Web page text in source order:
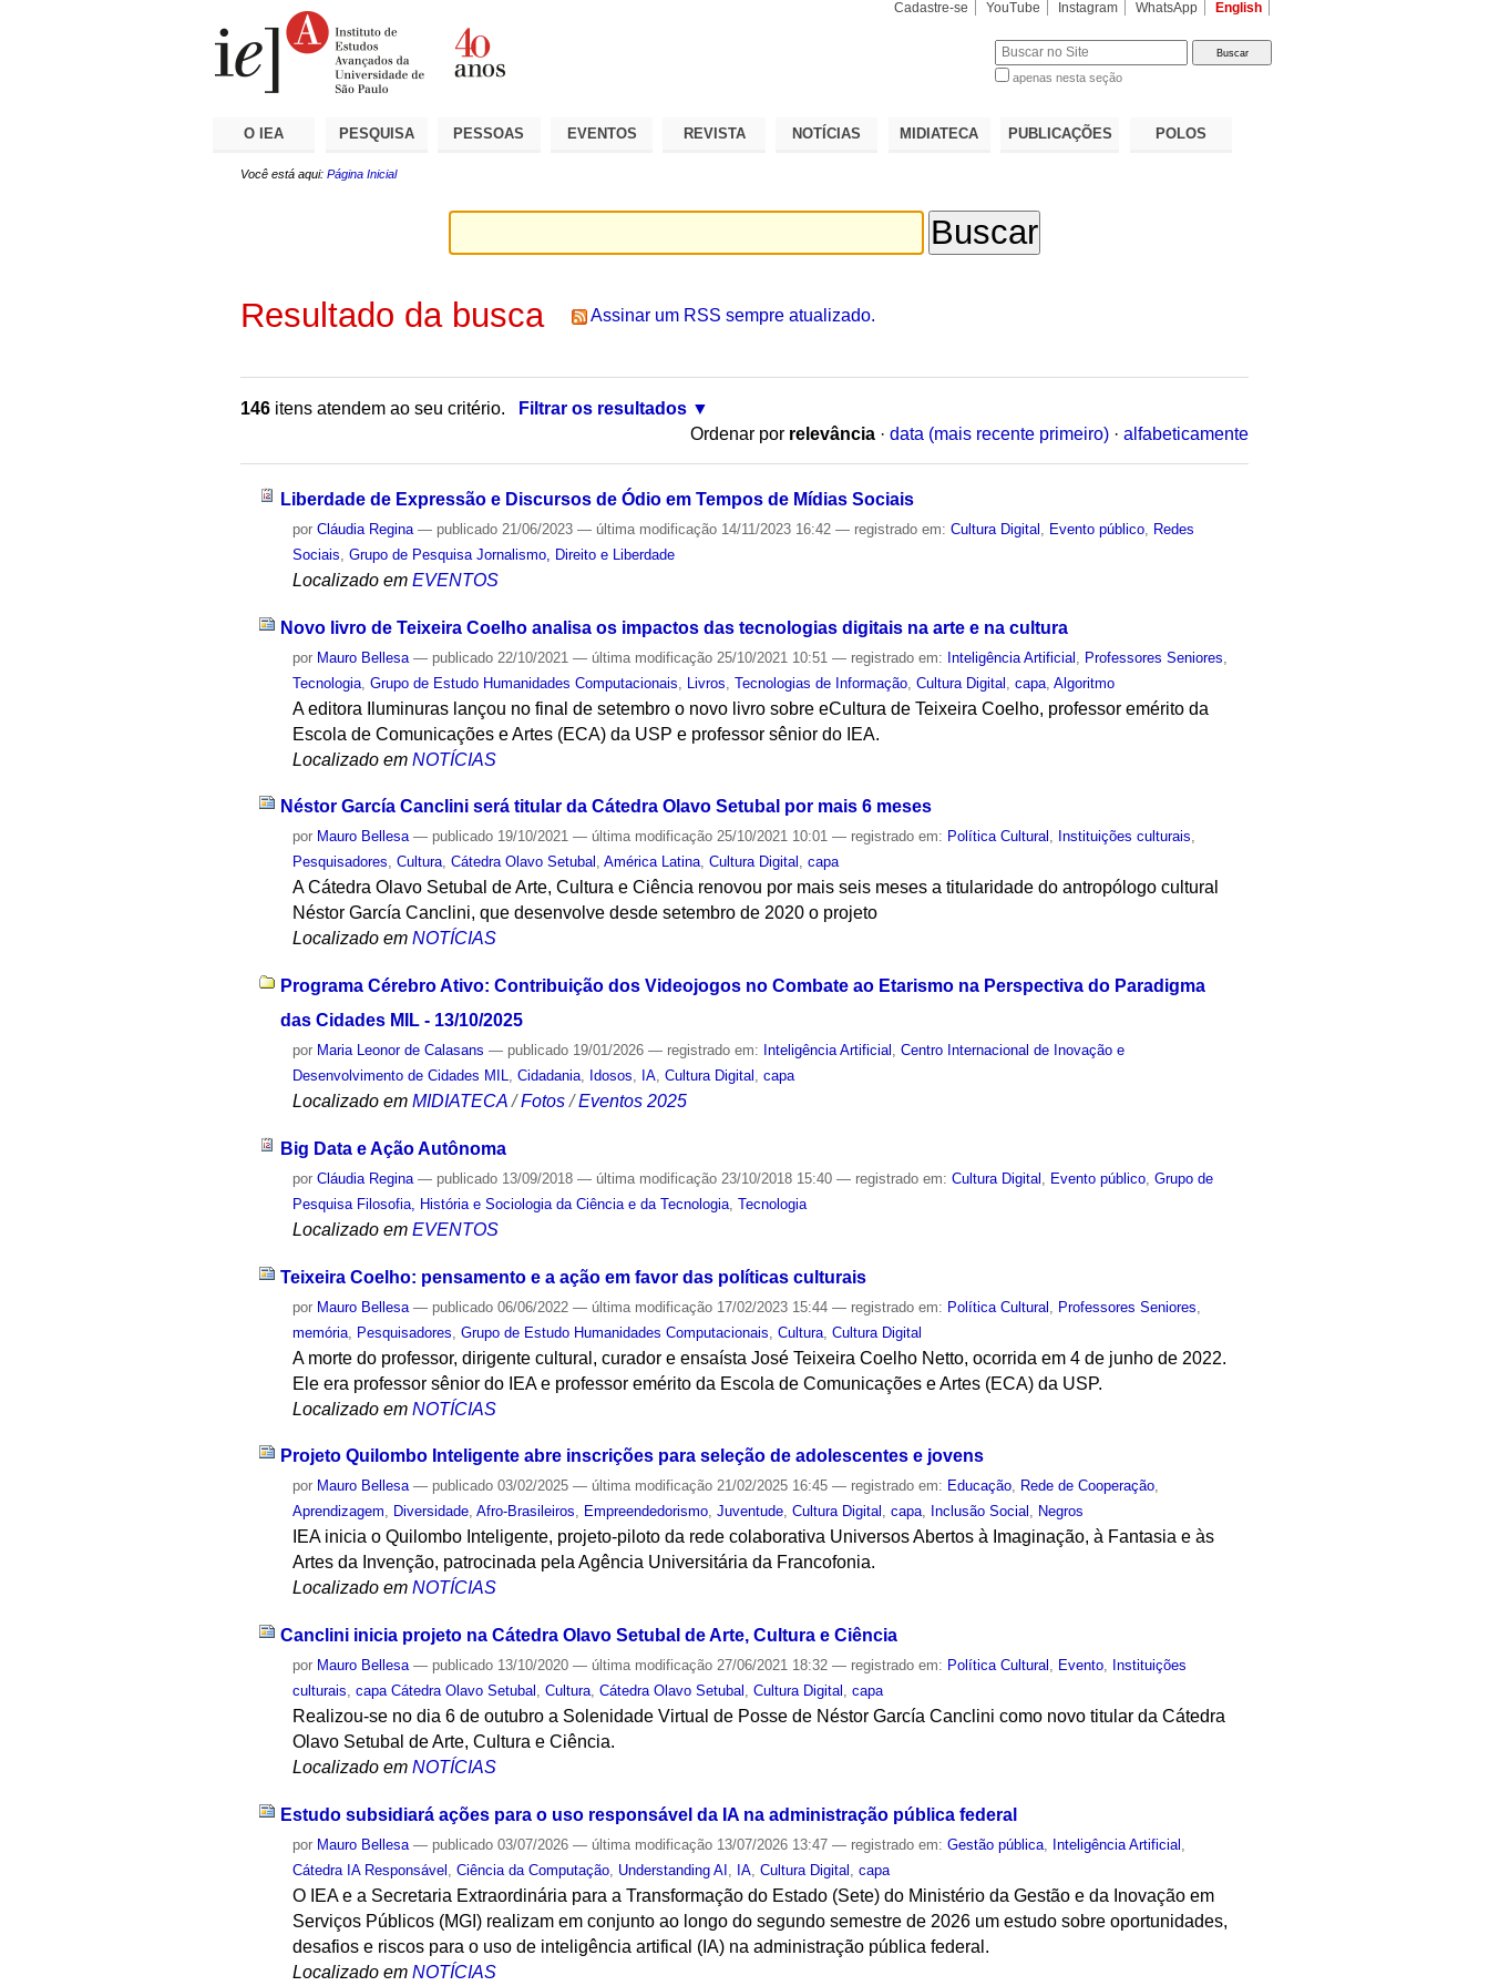
Cadastre-se YouTube Instagram WhatsApp English
apenas nesta seção
O IEA PESQUISA PESSOAS EVENTOS REVISTA NOTÍCIAS MIDIATECA PUBLICAÇÕES POLOS
Você está aqui: Página Inicial
Resultado da busca Assinar um RSS sempre atualizado.
146 itens atendem ao seu critério.
Filtrar os resultados
Ordenar por relevância · data (mais recente primeiro) · alfabeticamente
Liberdade de Expressão e Discursos de Ódio em Tempos de Mídias Sociais
porCláudia Regina — publicado 21/06/2023— última modificação 14/11/2023 16:42— registrado em:Cultura Digital Evento público
Redes
Sociais ,Grupo de Pesquisa Jornalismo, Direito e Liberdade
Localizado em EVENTOS
Novo livro de Teixeira Coelho analisa os impactos das tecnologias digitais na arte e na cultura
por Mauro Bellesa — publicado 22/10/2021— última modificação 25/10/2021 10:51— registrado em: Inteligência Artificial Professores Seniores
Tecnologia ,Grupo de Estudo Humanidades Computacionais Livros ,Tecnologias de Informação ,Cultura Digital ,capa ,Algoritmo
A editora Iluminuras lançou no final de setembro o novo livro sobre eCultura de Teixeira Coelho, professor emérito da
Escola de Comunicações e Artes (ECA) da USP e professor sênior do IEA.
Localizado em NOTÍCIAS
Néstor García Canclini será titular da Cátedra Olavo Setubal por mais 6 meses
por Mauro Bellesa — publicado 19/10/2021— última modificação 25/10/2021 10:01— registrado em: Política Cultural , Instituições culturais,
Pesquisadores,Cultura,Cátedra Olavo Setubal ,América Latina,Cultura Digital ,capa
A Cátedra Olavo Setubal de Arte, Cultura e Ciência renovou por mais seis meses a titularidade do antropólogo cultural
Néstor García Canclini, que desenvolve desde setembro de 2020 o projeto
Localizado em NOTÍCIAS
Programa Cérebro Ativo: Contribuição dos Videojogos no Combate ao Etarismo na Perspectiva do Paradigma
das Cidades MIL - 13/10/2025
por Maria Leonor de Calasans — publicado 19/01/2026— registrado em: Inteligência Artificial ,Centro Internacional de Inovação e
Desenvolvimento de Cidades MIL,Cidadania, Idosos, IA,Cultura Digital ,capa
Localizado em MIDIATECA /Fotos /Eventos 2025
Big Data e Ação Autônoma
porCláudia Regina — publicado 13/09/2018— última modificação 23/10/2018 15:40— registrado em:Cultura Digital Evento público ,Grupo de
Pesquisa Filosofia, História e Sociologia da Ciência e da Tecnologia ,Tecnologia
Localizado em EVENTOS
Teixeira Coelho: pensamento e a ação em favor das políticas culturais
por Mauro Bellesa — publicado 06/06/2022— última modificação 17/02/2023 15:44— registrado em: Política Cultural Professores Seniores
memória Pesquisadores ,Grupo de Estudo Humanidades Computacionais ,Cultura ,Cultura Digital
A morte do professor, dirigente cultural, curador e ensaísta José Teixeira Coelho Netto, ocorrida em 4 de junho de 2022.
Ele era professor sênior do IEA e professor emérito da Escola de Comunicações e Artes (ECA) da USP.
Localizado em NOTÍCIAS
Projeto Quilombo Inteligente abre inscrições para seleção de adolescentes e jovens
por Mauro Bellesa — publicado 03/02/2025— última modificação 21/02/2025 16:45— registrado em: Educação, Rede de Cooperação,
Aprendizagem, Diversidade,Afro-Brasileiros, Empreendedorismo,Juventude,Cultura Digital ,capa, Inclusão Social , Negros
IEA inicia o Quilombo Inteligente, projeto-piloto da rede colaborativa Universos Abertos à Imaginação, à Fantasia e às
Artes da Invenção, patrocinada pela Agência Universitária da Francofonia.
Localizado em NOTÍCIAS
Canclini inicia projeto na Cátedra Olavo Setubal de Arte, Cultura e Ciência
por Mauro Bellesa — publicado 13/10/2020— última modificação 27/06/2021 18:32— registrado em: Política Cultural Evento
Instituições
culturais ,capa Cátedra Olavo Setubal ,Cultura ,Cátedra Olavo Setubal ,Cultura Digital ,capa
Realizou-se no dia 6 de outubro a Solenidade Virtual de Posse de Néstor García Canclini como novo titular da Cátedra
Olavo Setubal de Arte, Cultura e Ciência.
Localizado em NOTÍCIAS
Estudo subsidiará ações para o uso responsável da IA na administração pública federal
por Mauro Bellesa — publicado 03/07/2026— última modificação 13/07/2026 13:47— registrado em:Gestão pública Inteligência Artificial
Cátedra IA Responsável ,Ciência da Computação Understanding AI IA ,Cultura Digital ,capa
O IEA e a Secretaria Extraordinária para a Transformação do Estado (Sete) do Ministério da Gestão e da Inovação em
Serviços Públicos (MGI) realizam em conjunto ao longo do segundo semestre de 2026 um estudo sobre oportunidades,
desafios e riscos para o uso de inteligência artifical (IA) na administração pública federal.
Localizado em NOTÍCIAS